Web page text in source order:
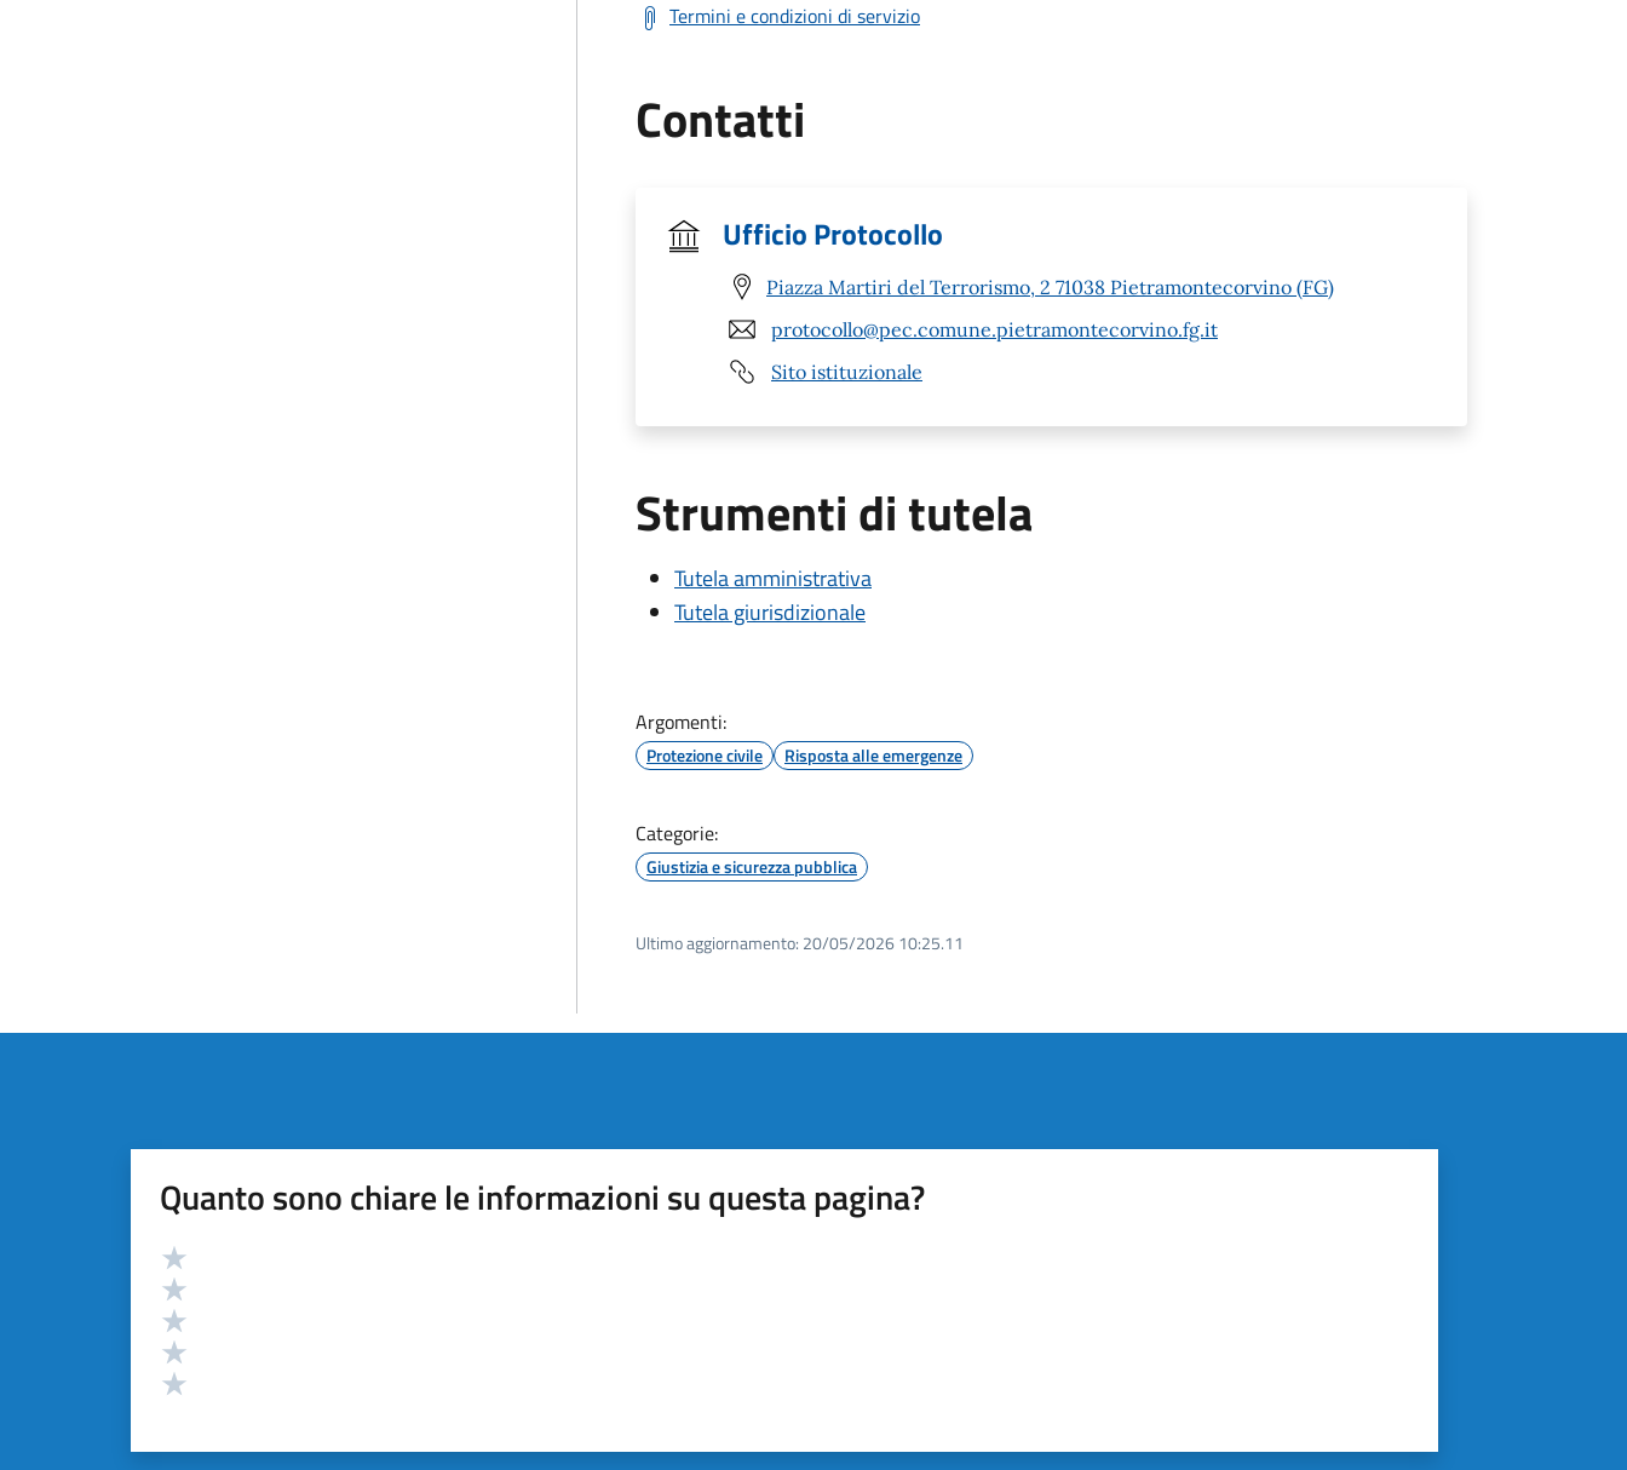
Termini e condizioni di servizio
Contatti
Ufficio Protocollo
Piazza Martiri del Terrorismo, 2 71038 Pietramontecorvino (FG)
protocollo@pec.comune.pietramontecorvino.fg.it
Sito istituzionale
Strumenti di tutela
Tutela amministrativa
Tutela giurisdizionale
Argomenti:
Protezione civile Risposta alle emergenze
Categorie:
Giustizia e sicurezza pubblica
Ultimo aggiornamento: 20/05/2026 10:25.11
Quanto sono chiare le informazioni su questa pagina?
Valutazione